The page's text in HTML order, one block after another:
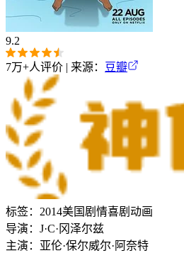
9.2
7万+人评价 | 来源： 豆瓣
标签： 2014美国 剧情喜剧 动画
导演： J·C·冈泽尔兹
主演： 亚伦·保尔威尔·阿奈特